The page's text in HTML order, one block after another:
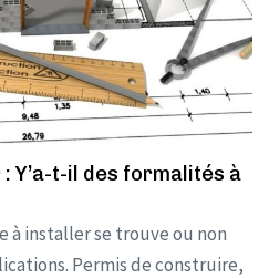
Y’a-t-il des formalités à
à installer se trouve ou non
Permis de construire,